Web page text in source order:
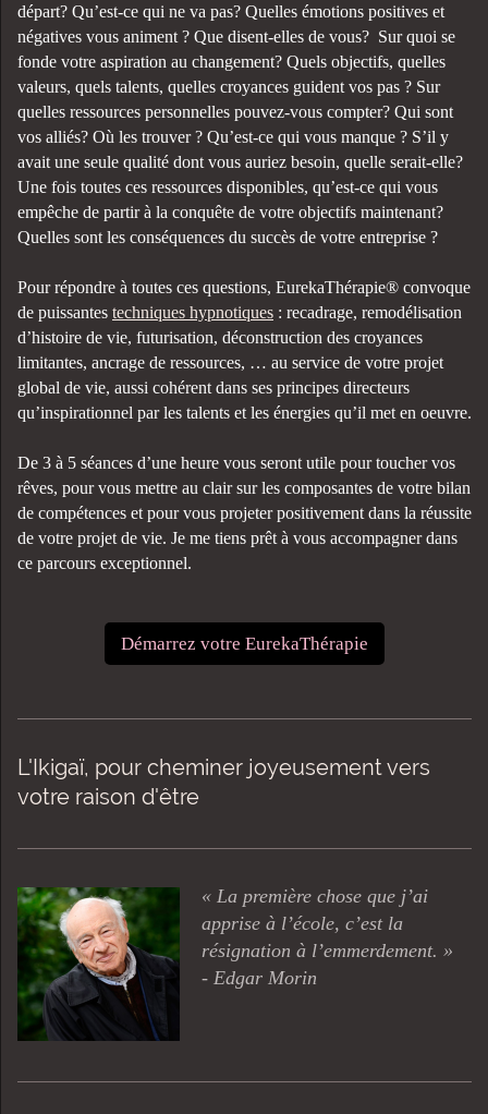
départ? Qu’est-ce qui ne va pas? Quelles émotions positives et
négatives vous animent ? Que disent-elles de vous? Sur quoi se
fonde votre aspiration au changement? Quels objectifs, quelles
valeurs, quels talents, quelles croyances guident vos pas ? Sur
quelles ressources personnelles pouvez-vous compter? Qui sont
vos alliés? Où les trouver ? Qu’est-ce qui vous manque ? S’il y
avait une seule qualité dont vous auriez besoin, quelle serait-elle?
Une fois toutes ces ressources disponibles, qu’est-ce qui vous
empêche de partir à la conquête de votre objectifs maintenant?
Quelles sont les conséquences du succès de votre entreprise ?
Pour répondre à toutes ces questions, EurekaThérapie® convoque
de puissantes techniques hypnotiques : recadrage, remodélisation
d’histoire de vie, futurisation, déconstruction des croyances
limitantes, ancrage de ressources, … au service de votre projet
global de vie, aussi cohérent dans ses principes directeurs
qu’inspirationnel par les talents et les énergies qu’il met en oeuvre.
De 3 à 5 séances d’une heure vous seront utile pour toucher vos
rêves, pour vous mettre au clair sur les composantes de votre bilan
de compétences et pour vous projeter positivement dans la réussite
de votre projet de vie. Je me tiens prêt à vous accompagner dans
ce parcours exceptionnel.
Démarrez votre EurekaThérapie
L'Ikigaï, pour cheminer joyeusement vers
votre raison d'être
« La première chose que j’ai
apprise à l’école, c’est la
résignation à l’emmerdement. »
- Edgar Morin